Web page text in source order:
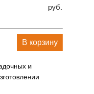
руб.
В корзину
и